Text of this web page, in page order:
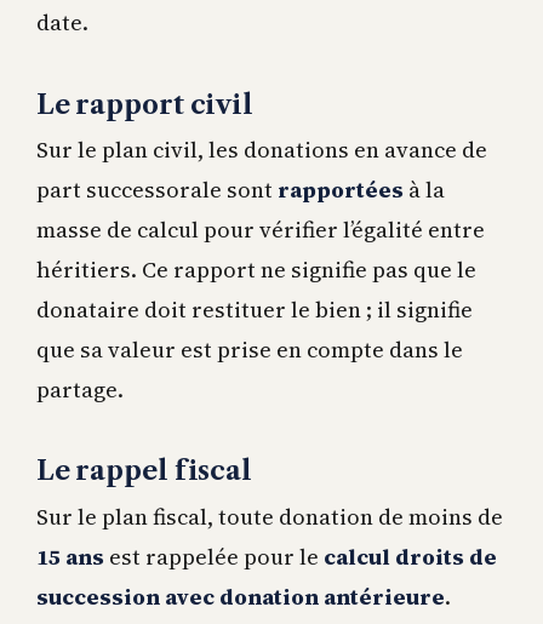
date.
Le rapport civil
Sur le plan civil, les donations en avance de
part successorale sont rapportées à la
masse de calcul pour vérifier l’égalité entre
héritiers. Ce rapport ne signifie pas que le
donataire doit restituer le bien ; il signifie
que sa valeur est prise en compte dans le
partage.
Le rappel fiscal
Sur le plan fiscal, toute donation de moins de
15 ans est rappelée pour le calcul droits de
succession avec donation antérieure.